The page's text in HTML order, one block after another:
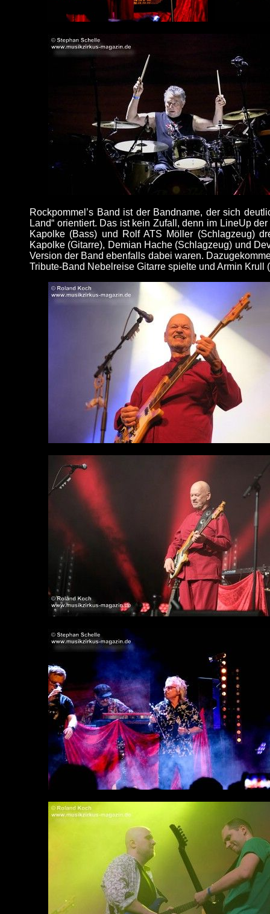
Rockpommel’s Band ist der Bandname, der sich
Land“ orientiert. Das ist kein Zufall, denn im LineUp
Kapolke (Bass) und Rolf ATS Möller (Schlagzeug)
Kapolke (Gitarre), Demian Hache (Schlagzeug) und
Version der Band ebenfalls dabei waren.
Tribute-Band Nebelreise Gitarre spielte und Armin Krull